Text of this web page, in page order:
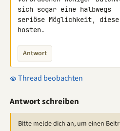
sich sogar eine halbwegs
seriöse Möglichkeit,
hosten.
Antwort
Thread beobachten
Antwort schreiben
Bitte melde dich an, um einen